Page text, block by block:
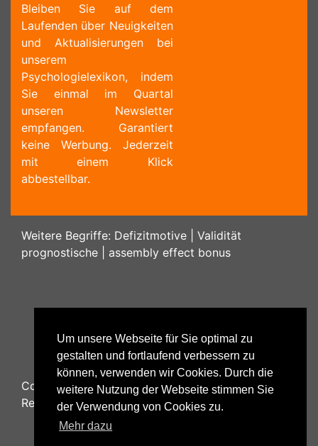
Um unsere Webseite für Sie optimal zu
gestalten und fortlaufend verbessern zu
können, verwenden wir Cookies. Durch die
weitere Nutzung der Webseite stimmen Sie
der Verwendung von Cookies zu.
Mehr dazu
Bleiben Sie auf dem
Laufenden über Neuigkeiten
und Aktualisierungen bei
unserem
Psychologielexikon, indem
Sie einmal im Quartal
unseren Newsletter
empfangen. Garantiert
keine Werbung. Jederzeit
mit einem Klick
abbestellbar.
Weitere Begriffe: Defizitmotive
Validität
prognostische
assembly effect bonus
Copyright © 2026Psychology48.com - All Rights
Reserved.